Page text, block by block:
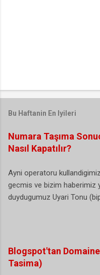
Bu Haftanin En Iyileri
Numara Taşıma
Nasıl Kapatılır?
Ayni operatoru
gecmis ve bizim haberimiz
duydugumuz Uyari Tonu
sikayetci olmasamda
gelmis/geliyordur). Buda
hal boyle olunca artik karar
uyari sesi artik istege bagli
Blogspot'tan
Tasima)